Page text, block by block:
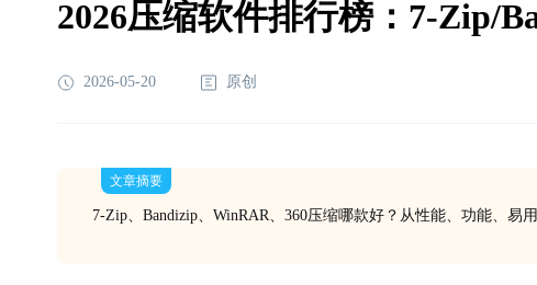
2026压缩软件排行榜：7-Zip/
2026-05-20 原创
文章摘要
7-Zip、Bandizip、WinRAR、360压缩哪款好？从性能、功能、易